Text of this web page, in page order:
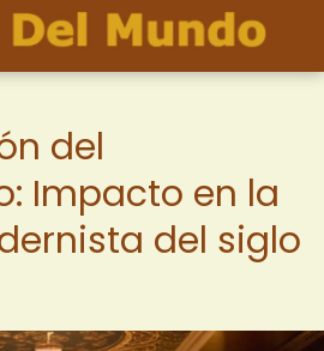
del
Impacto en la
del siglo